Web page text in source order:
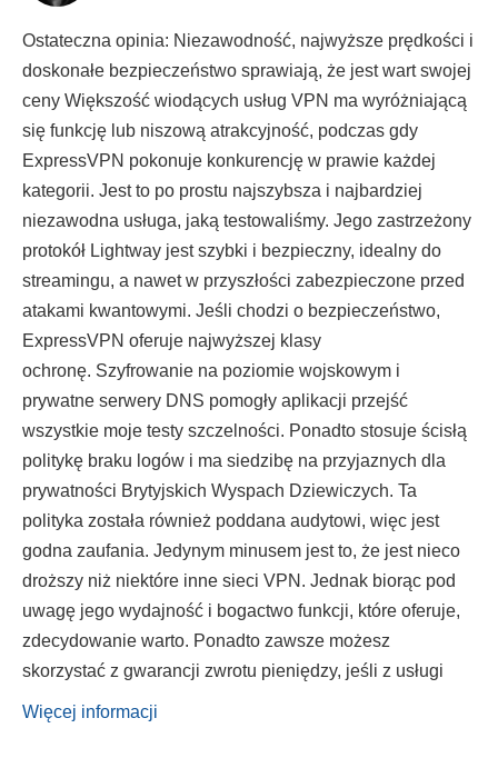
Ostateczna opinia: Niezawodność, najwyższe prędkości i
doskonałe bezpieczeństwo sprawiają, że jest wart swojej
ceny Większość wiodących usług VPN ma wyróżniającą
się funkcję lub niszową atrakcyjność, podczas gdy
ExpressVPN pokonuje konkurencję w prawie każdej
kategorii. Jest to po prostu najszybsza i najbardziej
niezawodna usługa, jaką testowaliśmy. Jego zastrzeżony
protokół Lightway jest szybki i bezpieczny, idealny do
streamingu, a nawet w przyszłości zabezpieczone przed
atakami kwantowymi. Jeśli chodzi o bezpieczeństwo,
ExpressVPN oferuje najwyższej klasy
ochronę. Szyfrowanie na poziomie wojskowym i
prywatne serwery DNS pomogły aplikacji przejść
wszystkie moje testy szczelności. Ponadto stosuje ścisłą
politykę braku logów i ma siedzibę na przyjaznych dla
prywatności Brytyjskich Wyspach Dziewiczych. Ta
polityka została również poddana audytowi, więc jest
godna zaufania. Jedynym minusem jest to, że jest nieco
droższy niż niektóre inne sieci VPN. Jednak biorąc pod
uwagę jego wydajność i bogactwo funkcji, które oferuje,
zdecydowanie warto. Ponadto zawsze możesz
skorzystać z gwarancji zwrotu pieniędzy, jeśli z usługi
Więcej informacji